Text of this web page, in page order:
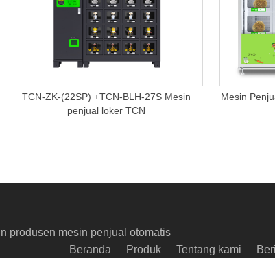
TCN-ZK-(22SP) +TCN-BLH-27S Mesin
penjual loker TCN
Mesin
produsen mesin penjual otomatis
Beranda
Produk Tentang kami